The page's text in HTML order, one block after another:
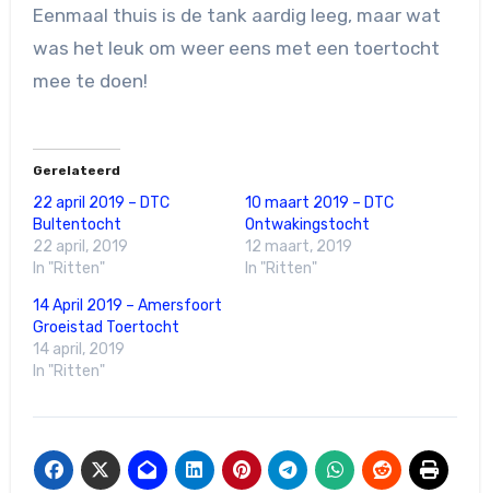
Eenmaal thuis is de tank aardig leeg, maar wat
was het leuk om weer eens met een toertocht
mee te doen!
Gerelateerd
22 april 2019 – DTC
Bultentocht
22 april, 2019
In "Ritten"
10 maart 2019 – DTC
Ontwakingstocht
12 maart, 2019
In "Ritten"
14 April 2019 – Amersfoort
Groeistad Toertocht
14 april, 2019
In "Ritten"